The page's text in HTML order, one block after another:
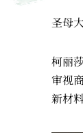
圣母
柯丽
审视
新材